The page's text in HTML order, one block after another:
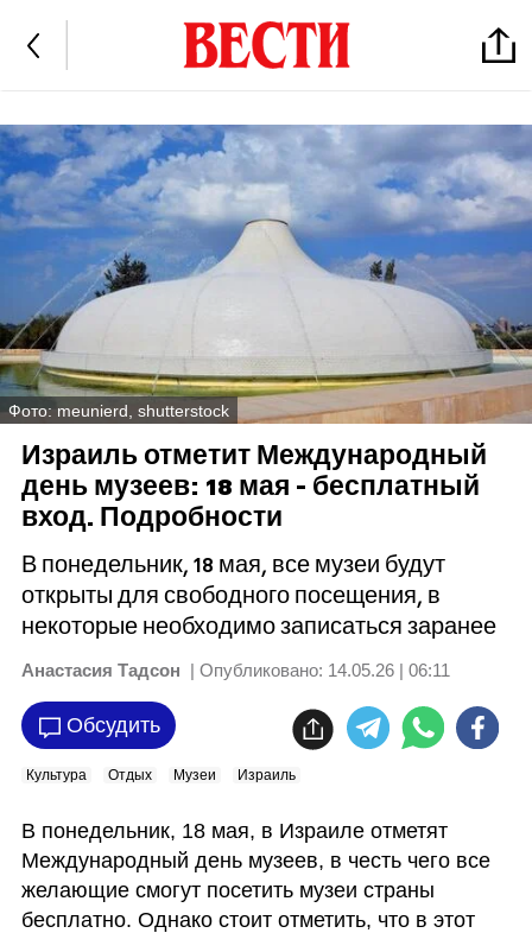
Фото: meunierd, shutterstock
Израиль отметит Международный
день музеев: 18 мая - бесплатный
вход. Подробности
В понедельник, 18 мая, все музеи будут
открыты для свободного посещения, в
некоторые необходимо записаться заранее
Анастасия Тадсон | Опубликовано: 14.05.26 | 06:11
Обсудить
Культура Отдых Музеи Израиль
В понедельник, 18 мая, в Израиле отметят
Международный день музеев, в честь чего все
желающие смогут посетить музеи страны
бесплатно. Однако стоит отметить, что в этот